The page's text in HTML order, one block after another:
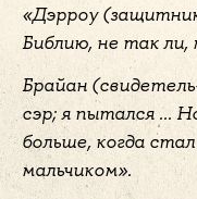
«Дэрроу
Библию, не так
Брайан
сэр; я пытался ...
больше, когда
мальчиком».